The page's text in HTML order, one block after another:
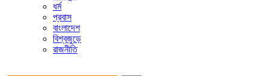
ধর্ম
প্রবাস
বাংলাদেশ
বিশ্বজুড়ে
রাজনীতি